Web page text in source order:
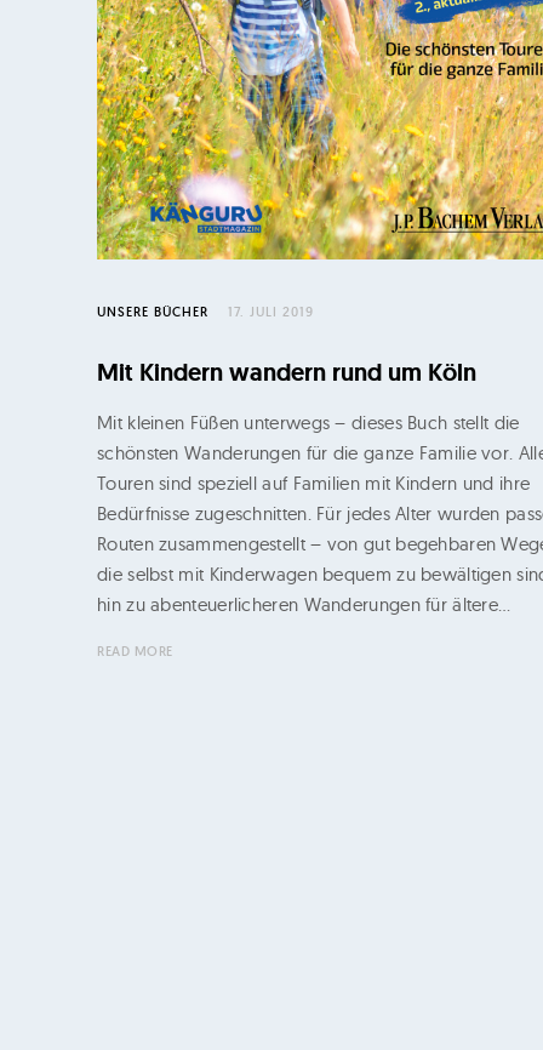
l
e
r
u
n
d
M
i
h
a
e
l
F
e
h
r
UNSERE BÜCHER 17. JULI 2019
Mit Kindern wandern rund um Köln
Mit kleinen Füßen unterwegs – dieses Buch stellt die
schönsten Wanderungen für die ganze Familie vor.
Touren sind speziell auf Familien mit Kindern und ihre
Bedürfnisse zugeschnitten. Für jedes Alter wurden
Routen zusammengestellt – von gut begehbaren
die selbst mit Kinderwagen bequem zu bewältigen
hin zu abenteuerlicheren Wanderungen für ältere…
READ MORE